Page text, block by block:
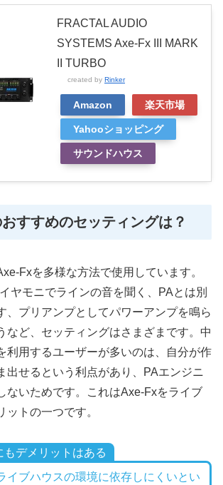
FRACTAL AUDIO
SYSTEMS Axe-Fx III MARK
II TURBO
created by Rinker
Amazon 楽天市場
Yahooショッピング
サウンドハウス
すすめのセッティングは？
Fxを多様な方法で使用しています。
ヤモニでラインの音を聞く、PAとは別
、プリアンプとしてパワーアンプを鳴ら
など、セッティングはさまざまです。中
利用するユーザーが多いのは、自分が作
出せるという利点があり、PAエンジニ
ないためです。これはAxe-Fxをライブ
ットの一つです。
もデメリットはある
イブハウスの環境に依存しにくいとい